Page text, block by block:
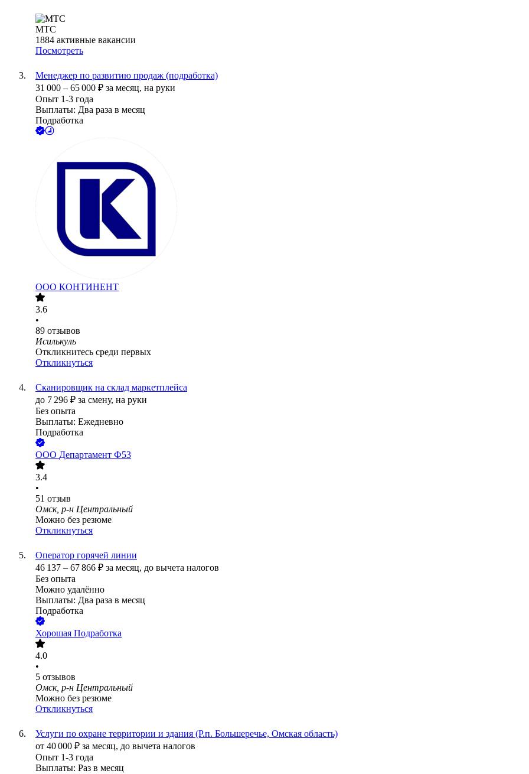
МТС
1884 активные вакансии
Посмотреть
Менеджер по развитию продаж (подработка)
31 000 – 65 000 ₽ за месяц, на руки
Опыт 1-3 года
Выплаты: Два раза в месяц
Подработка
ООО КОНТИНЕНТ
3.6
•
89 отзывов
Исилькуль
Откликнитесь среди первых
Откликнуться
Сканировщик на склад маркетплейса
до 7 296 ₽ за смену, на руки
Без опыта
Выплаты: Ежедневно
Подработка
ООО Департамент Ф53
3.4
•
51 отзыв
Омск, р-н Центральный
Можно без резюме
Откликнуться
Оператор горячей линии
46 137 – 67 866 ₽ за месяц, до вычета налогов
Без опыта
Можно удалённо
Выплаты: Два раза в месяц
Подработка
Хорошая Подработка
4.0
•
5 отзывов
Омск, р-н Центральный
Можно без резюме
Откликнуться
Услуги по охране территории и здания (Р.п. Большеречье, Омская область)
от 40 000 ₽ за месяц, до вычета налогов
Опыт 1-3 года
Выплаты: Раз в месяц